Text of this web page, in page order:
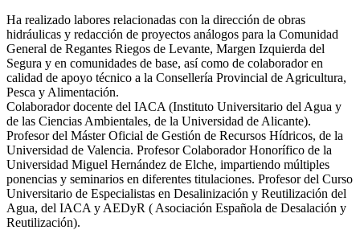
Ha realizado labores relacionadas con la dirección de obras
hidráulicas y redacción de proyectos análogos para la Comunidad
General de Regantes Riegos de Levante, Margen Izquierda del
Segura y en comunidades de base, así como de colaborador en
calidad de apoyo técnico a la Consellería Provincial de Agricultura,
Pesca y Alimentación.
Colaborador docente del IACA (Instituto Universitario del Agua y
de las Ciencias Ambientales, de la Universidad de Alicante).
Profesor del Máster Oficial de Gestión de Recursos Hídricos, de la
Universidad de Valencia. Profesor Colaborador Honorífico de la
Universidad Miguel Hernández de Elche, impartiendo múltiples
ponencias y seminarios en diferentes titulaciones. Profesor del Curso
Universitario de Especialistas en Desalinización y Reutilización del
Agua, del IACA y AEDyR ( Asociación Española de Desalación y
Reutilización).